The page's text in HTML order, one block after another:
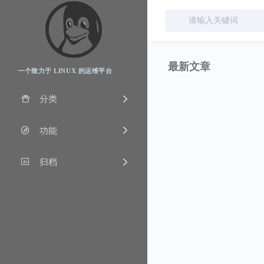
一个致力于 LINUX 的运维平台
分类
功能
归档
最新文章